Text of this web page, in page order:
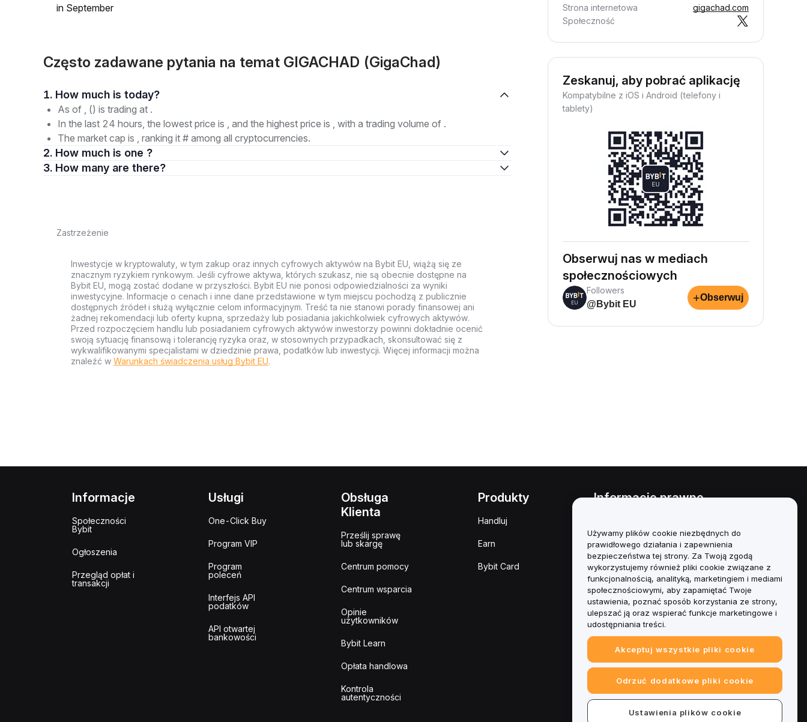
in September
Często zadawane pytania na temat GIGACHAD (GigaChad)
1. How much is today?
As of , () is trading at .
In the last 24 hours, the lowest price is , and the highest price is , with a trading volume of .
The market cap is , ranking it # among all cryptocurrencies.
2. How much is one ?
3. How many are there?
Zastrzeżenie
Inwestycje w kryptowaluty, w tym zakup oraz innych cyfrowych aktywów na Bybit EU, wiążą się ze
znacznym ryzykiem rynkowym. Jeśli cyfrowe aktywa, których szukasz, nie są obecnie dostępne na
Bybit EU, mogą zostać dodane w przyszłości. Bybit EU nie ponosi odpowiedzialności za wyniki
inwestycyjne. Informacje o cenach i inne dane przedstawione w tym miejscu pochodzą z publicznie
dostępnych źródeł i służą wyłącznie celom informacyjnym. Treść ta nie stanowi porady finansowej ani
żadnej rekomendacji lub oferty kupna, sprzedaży lub posiadania jakichkolwiek cyfrowych aktywów.
Przed rozpoczęciem handlu lub posiadaniem cyfrowych aktywów inwestorzy powinni dokładnie ocenić
swoją sytuację finansową i tolerancję ryzyka oraz, w stosownych przypadkach, skonsultować się z
wykwalifikowanymi specjalistami w dziedzinie prawa, podatków lub inwestycji. Więcej informacji można
znaleźć w Warunkach świadczenia usług Bybit EU.
Strona internetowa
gigachad.com
Społeczność
Zeskanuj, aby pobrać aplikację
Kompatybilne z iOS i Android (telefony i
tablety)
Obserwuj nas w mediach
społecznościowych
Followers
@Bybit EU
+Obserwuj
Informacje
Społeczności
Bybit
Ogłoszenia
Przegląd opłat i
transakcji
Usługi
One-Click Buy
Program VIP
Program
poleceń
Interfejs API
podatków
API otwartej
bankowości
Obsługa
Klienta
Prześlij sprawę
lub skargę
Centrum pomocy
Centrum wsparcia
Opinie
użytkowników
Bybit Learn
Opłata handlowa
Kontrola
autentyczności
Produkty
Handluj
Earn
Bybit Card
Informacje prawne
interesów
Podsumowanie polityki
powiernictwa i zarządzania
Informacje ESG
Biuletyny informacyjne
kryptoaktywów
Używamy plików cookie niezbędnych do
prawidłowego działania i zapewnienia
bezpieczeństwa tej strony. Za Twoją zgodą
wykorzystujemy również pliki cookie związane z
funkcjonalnością, analityką, marketingiem i mediami
społecznościowymi, aby zapamiętać Twoje
ustawienia, poznać sposób korzystania ze strony,
ulepszać ją oraz wspierać funkcje marketingowe i
udostępniania treści.
Akceptuj wszystkie pliki cookie
Odrzuć dodatkowe pliki cookie
Ustawienia plików cookie